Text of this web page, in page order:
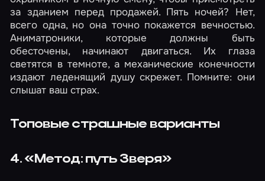
за зданием перед продажей. Пять ночей? Нет,
всего одна, но она точно покажется вечностью.
Аниматроники, которые должны быть
обесточены, начинают двигаться. Их глаза
светятся в темноте, а механические конечности
издают леденящий душу скрежет. Помните: они
слышат ваш страх.
Топовые страшные варианты
4. «Метод: путь Зверя»